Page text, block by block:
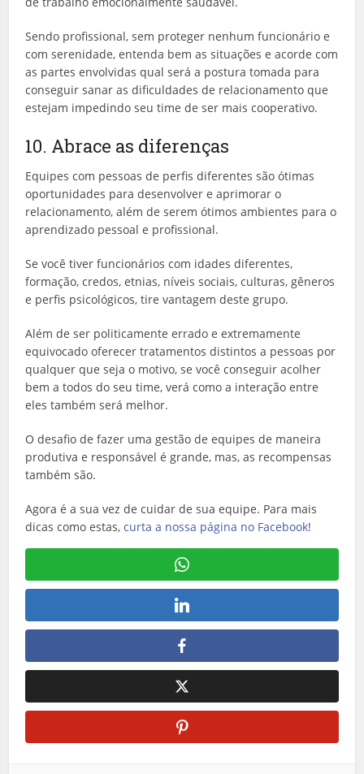
Sendo profissional, sem proteger nenhum funcionário e
com serenidade, entenda bem as situações e acorde com
as partes envolvidas qual será a postura tomada para
conseguir sanar as dificuldades de relacionamento que
estejam impedindo seu time de ser mais cooperativo.
10. Abrace as diferenças
Equipes com pessoas de perfis diferentes são ótimas
oportunidades para desenvolver e aprimorar o
relacionamento, além de serem ótimos ambientes para o
aprendizado pessoal e profissional.
Se você tiver funcionários com idades diferentes,
formação, credos, etnias, níveis sociais, culturas, gêneros
e perfis psicológicos, tire vantagem deste grupo.
Além de ser politicamente errado e extremamente
equivocado oferecer tratamentos distintos a pessoas por
qualquer que seja o motivo, se você conseguir acolher
bem a todos do seu time, verá como a interação entre
eles também será melhor.
O desafio de fazer uma gestão de equipes de maneira
produtiva e responsável é grande, mas, as recompensas
também são.
Agora é a sua vez de cuidar de sua equipe. Para mais
dicas como estas,curta a nossa página no Facebook!